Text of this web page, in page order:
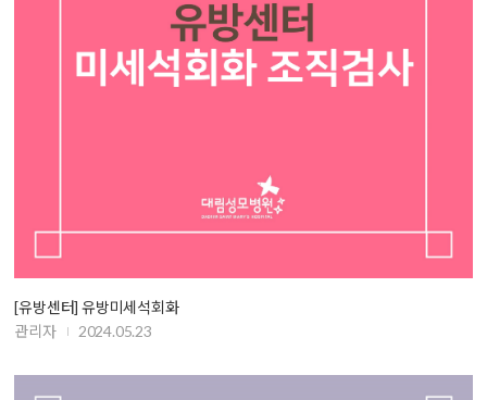
[유방센터] 유방미세석회화
관리자
2024.05.23